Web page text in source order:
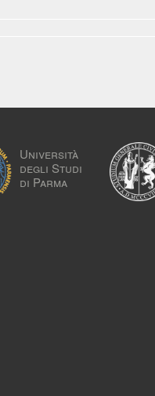
Università
degli Studi
di Parma